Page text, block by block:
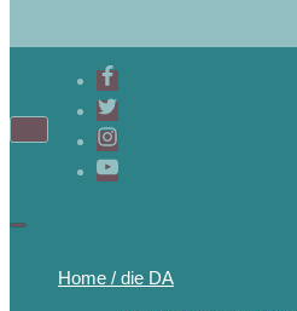
Home / die DA